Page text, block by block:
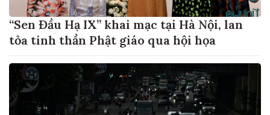
“Sen Đầu Hạ IX” khai mạc tại Hà Nội, lan
tỏa tinh thần Phật giáo qua hội họa